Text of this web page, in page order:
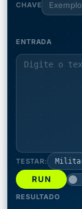
CHAVE
ENTRADA
TESTAR:
RUN
RESULTADO